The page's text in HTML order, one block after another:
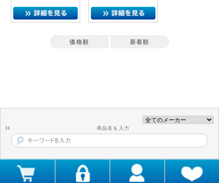
価格順 新着順
商品名を入力